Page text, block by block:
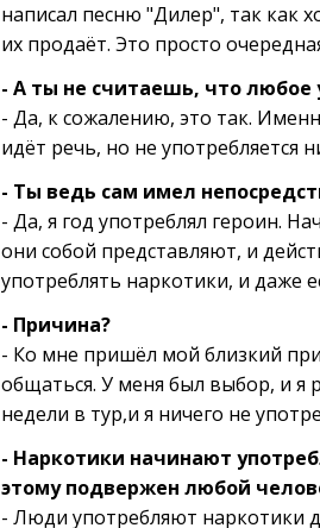
написал песню "Дилер", так как
их продаёт. Это просто
- А ты не считаешь, что любое
- Да, к сожалению, это так.
идёт речь, но не употребляется
- Ты ведь сам имел
- Да, я год употреблял героин.
они собой представляют, и
употреблять наркотики, и даже
- Причина?
- Ко мне пришёл мой близкий
общаться. У меня был выбор, и я
недели в тур,и я ничего не
- Наркотики начинают
этому подвержен любой
- Люди употребляют наркотики